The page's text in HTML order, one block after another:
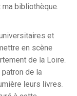
ma bibliothèque.
et
en scène
de la Loire.
de la
leurs livres.